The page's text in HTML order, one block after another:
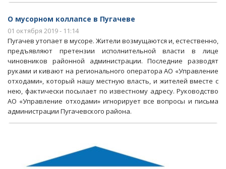
О мусорном коллапсе в Пугачеве
01 октября 2019 - 11:14
Пугачев утопает в мусоре. Жители возмущаются и, естественно,
предъявляют претензии исполнительной власти в лице
чиновников районной администрации. Последние разводят
руками и кивают на регионального оператора АО «Управление
отходами», который нашу местную власть, и жителей вместе с
нею, фактически посылает по известному адресу. Руководство
АО «Управление отходами» игнорирует все вопросы и письма
администрации Пугачевского района.